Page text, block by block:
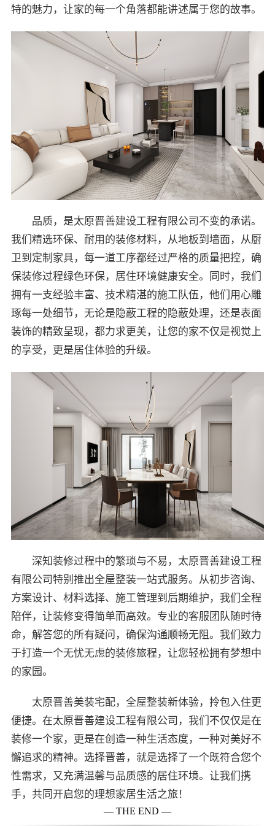
特的魅力，让家的每一个角落都能讲述属于您的故事。
品质，是太原晋善建设工程有限公司不变的承诺。
我们精选环保、耐用的装修材料，从地板到墙面，从厨
卫到定制家具，每一道工序都经过严格的质量把控，确
保装修过程绿色环保，居住环境健康安全。同时，我们
拥有一支经验丰富、技术精湛的施工队伍，他们用心雕
琢每一处细节，无论是隐蔽工程的隐蔽处理，还是表面
装饰的精致呈现，都力求更美，让您的家不仅是视觉上
的享受，更是居住体验的升级。
深知装修过程中的繁琐与不易，太原晋善建设工程
有限公司特别推出全屋整装一站式服务。从初步咨询、
方案设计、材料选择、施工管理到后期维护，我们全程
陪伴，让装修变得简单而高效。专业的客服团队随时待
命，解答您的所有疑问，确保沟通顺畅无阻。我们致力
于打造一个无忧无虑的装修旅程，让您轻松拥有梦想中
的家园。
太原晋善美装宅配，全屋整装新体验，拎包入住更
便捷。在太原晋善建设工程有限公司，我们不仅仅是在
装修一个家，更是在创造一种生活态度，一种对美好不
懈追求的精神。选择晋善，就是选择了一个既符合您个
性需求，又充满温馨与品质感的居住环境。让我们携
手，共同开启您的理想家居生活之旅！
— THE END —